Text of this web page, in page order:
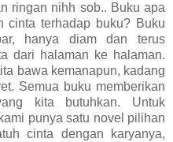
ringan nihh sob.. Buku apa
cinta terhadap buku? Buku
hanya diam dan terus
dari halaman ke halaman.
bawa kemanapun, kadang
Semua buku memberikan
kita butuhkan. Untuk
punya satu novel pilihan
cinta dengan karyanya,